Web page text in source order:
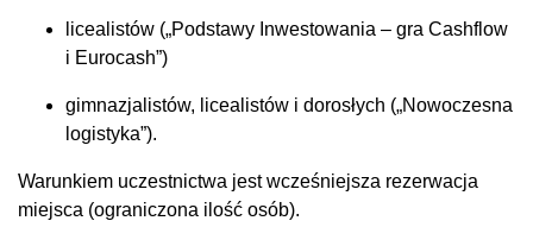
licealistów („Podstawy Inwestowania – gra Cashflow
i Eurocash”)
gimnazjalistów, licealistów i dorosłych („Nowoczesna
logistyka”).
Warunkiem uczestnictwa jest wcześniejsza rezerwacja
miejsca (ograniczona ilość osób).